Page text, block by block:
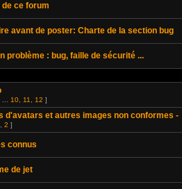
ce forum
avant de poster: Charte de la section bug
problème : bug, faille de sécurité ...
10 11 12 ]
d'avatars et autres images non conformes -
2 ]
connus
de jet